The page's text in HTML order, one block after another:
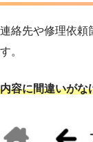
連絡先や修理依頼
す。
内容に間違いがな